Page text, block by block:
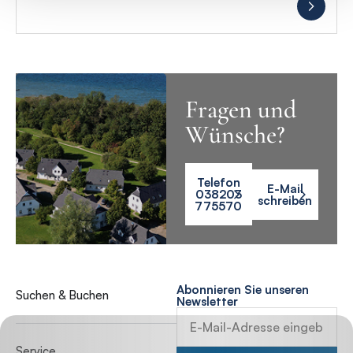
Fragen und
Wünsche?
Telefon
038203
775570
E-Mail
schreiben
Suchen & Buchen Abonnieren Sie unseren
Newsletter